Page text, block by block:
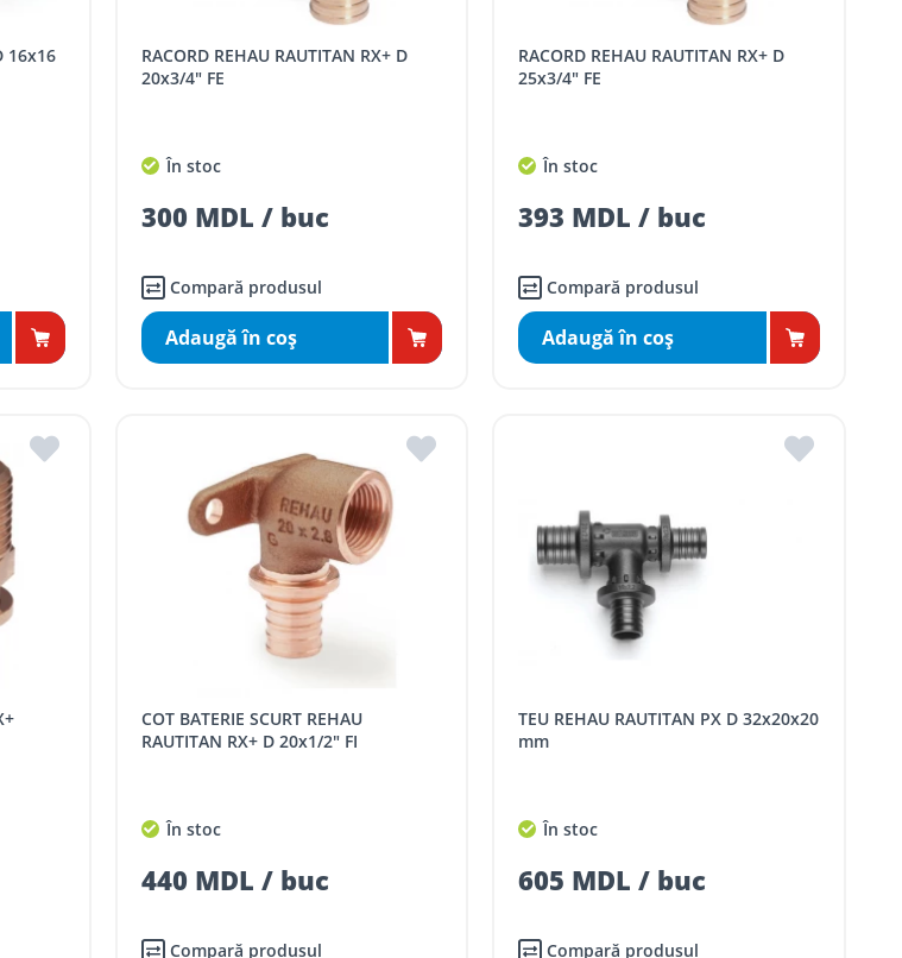
RACORD REHAU RAUTITAN RX+ D
20x3/4" FE
În stoc
300 MDL / buc
Compară produsul
Adaugă în coş
RACORD REHAU RAUTITAN RX+ D
25x3/4" FE
În stoc
393 MDL / buc
Compară produsul
Adaugă în coş
COT BATERIE SCURT REHAU
RAUTITAN RX+ D 20x1/2" FI
În stoc
440 MDL / buc
Compară produsul
TEU REHAU RAUTITAN PX D 32x20x20
mm
În stoc
605 MDL / buc
Compară produsul